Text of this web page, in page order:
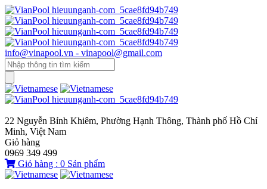
info@vinapool.vn - vinapool@gmail.com
22 Nguyễn Bỉnh Khiêm, Phường Hạnh Thông, Thành phố Hồ Chí
Minh, Việt Nam
Giỏ hàng
0969 349 499
Giỏ hàng : 0 Sản phẩm